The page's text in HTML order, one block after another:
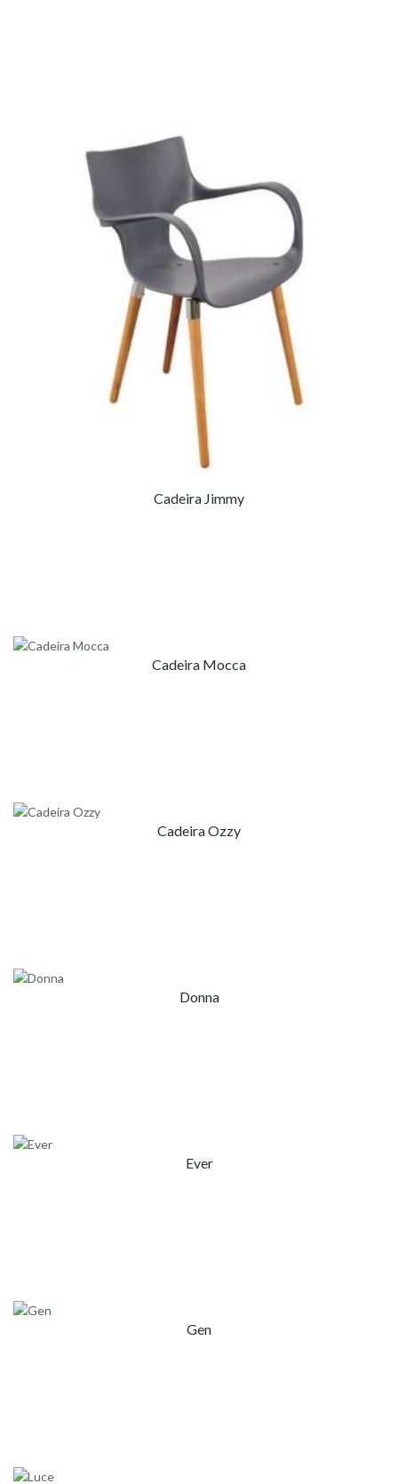
Cadeira Jimmy
Cadeira Mocca
Cadeira Ozzy
Donna
Ever
Gen